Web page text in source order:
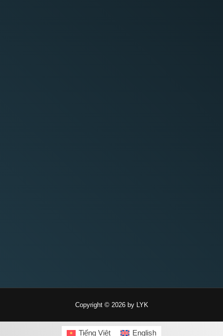
Copyright © 2026 by LYK
Tiếng Việt English